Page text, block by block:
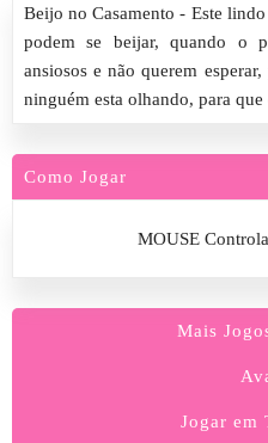
Beijo no Casamento - Este
podem se beijar, quando o
ansiosos e não querem
ninguém esta olhando, para que
Como Jogar
MOUSE
Mais
Jogar em